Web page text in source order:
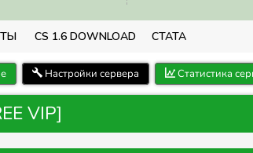
CS 1.6 DOWNLOAD СТАТА
Настройки сервера Статистика
VIP]